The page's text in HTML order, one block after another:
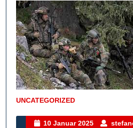
UNCATEGORIZED
Kategorie
10 Januar 2025
10